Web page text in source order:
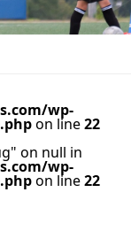
wp-
on line22
on null in
wp-
on line22